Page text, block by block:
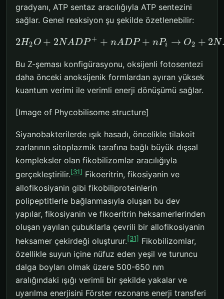
gradyanı, ATP sentaz aracılığıyla ATP sentezini
sağlar. Genel reaksiyon şu şekilde özetlenebilir:
2H2O + 2NADP + + nADP + nPi → O2 + 2N
Bu Z-şeması konfigürasyonu, oksijenli fotosentezi
daha önceki anoksijenik formlardan ayıran yüksek
kuantum verimi ile verimli enerji dönüşümü sağlar.
[Image of Phycobilisome structure]
Siyanobakterilerde ışık hasadı, öncelikle tilakoit
zarlarının sitoplazmik tarafına bağlı büyük dışsal
kompleksler olan fikobilizomlar aracılığıyla
gerçekleştirilir.[31] Fikoeritrin, fikosiyanin ve
allofikosiyanin gibi fikobiliproteinlerin
polipeptitlerle bağlanmasıyla oluşan bu dev
yapılar, fikosiyanin ve fikoeritrin heksamerlerinden
oluşan yayılan çubuklarla çevrili bir allofikosiyanin
heksamer çekirdeği oluşturur.[31] Fikobilizomlar,
özellikle suyun içine nüfuz eden yeşil ve turuncu
dalga boyları olmak üzere 500-650 nm
aralığındaki ışığı verimli bir şekilde yakalar ve
uyarılma enerjisini Förster rezonans enerji transferi